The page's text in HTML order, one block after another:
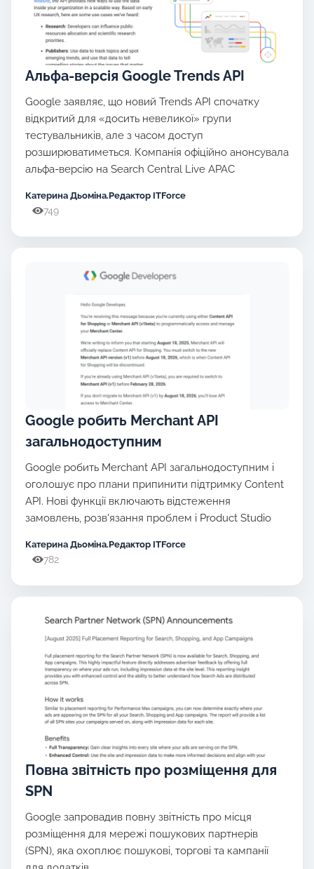
Альфа-версія Google Trends API
Google заявляє, що новий Trends API спочатку
відкритий для «досить невеликої» групи
тестувальників, але з часом доступ
розширюватиметься. Компанія офіційно анонсувала
альфа-версію на Search Central Live APAC
Катерина Дьоміна.Редактор ITForce
749
Google робить Merchant API
загальнодоступним
Google робить Merchant API загальнодоступним і
оголошує про плани припинити підтримку Content
API. Нові функції включають відстеження
замовлень, розв'язання проблем і Product Studio
Катерина Дьоміна.Редактор ITForce
782
Повна звітність про розміщення для
SPN
Google запровадив повну звітність про місця
розміщення для мережі пошукових партнерів
(SPN), яка охоплює пошукові, торгові та кампанії